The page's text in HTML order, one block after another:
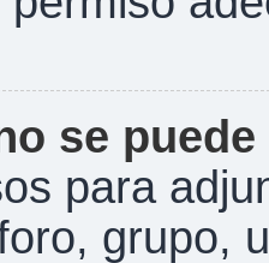
se
para
grupo,